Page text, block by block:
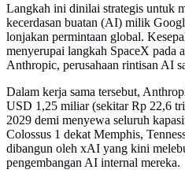
Langkah ini dinilai strategis untuk
kecerdasan buatan (AI) milik
lonjakan permintaan global.
menyerupai langkah SpaceX pada
Anthropic, perusahaan rintisan AI
Dalam kerja sama tersebut,
USD 1,25 miliar (sekitar Rp 22,6
2029 demi menyewa seluruh
Colossus 1 dekat Memphis,
dibangun oleh xAI yang kini
pengembangan AI internal mereka.